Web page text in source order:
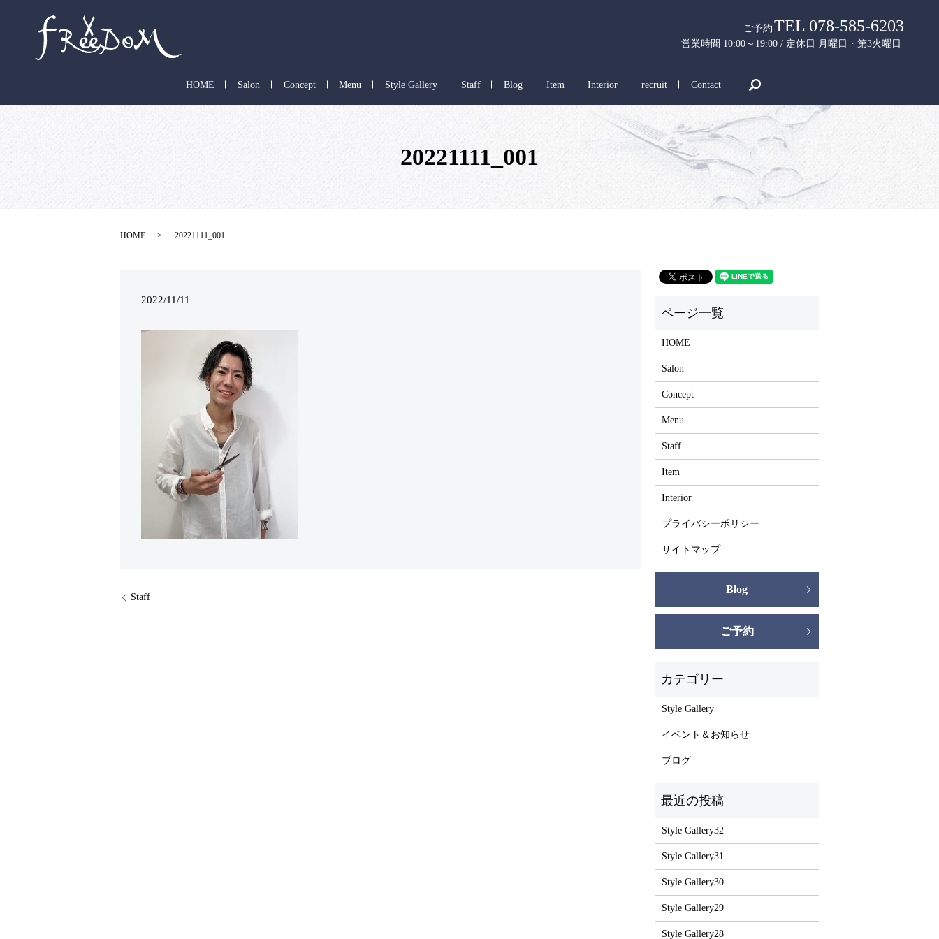
ご予約 TEL 078-585-6203
営業時間 10:00～19:00 / 定休日 月曜日・第3火曜日
HOME Salon Concept Menu Style Gallery Staff Blog Item Interior recruit Contact
20221111_001
HOME 20221111_001
2022/11/11
Staff
HOME
Salon
Concept
Menu
Staff
Item
Interior
プライバシーポリシー
サイトマップ
Blog
ご予約
Style Gallery
イベント＆お知らせ
ブログ
Style Gallery32
Style Gallery31
Style Gallery30
Style Gallery29
Style Gallery28